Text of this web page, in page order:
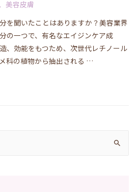
美容皮膚
を聞いたことはありますか？美容業界
の一つで、有名なエイジンケア成
、効能をもつため、次世代レチノール
科の植物から抽出される …